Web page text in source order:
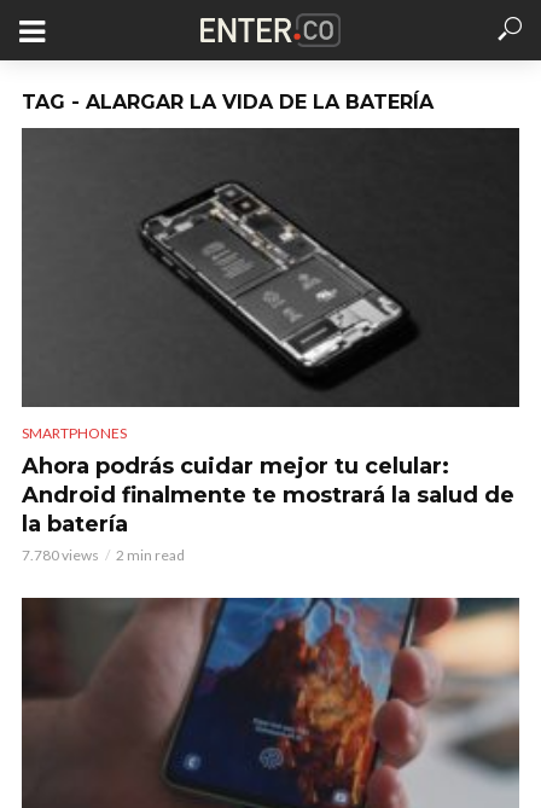
TAG - ALARGAR LA VIDA DE LA BATERÍA
SMARTPHONES
Ahora podrás cuidar mejor tu celular:
Android finalmente te mostrará la salud de
la batería
7.780 views 2 min read